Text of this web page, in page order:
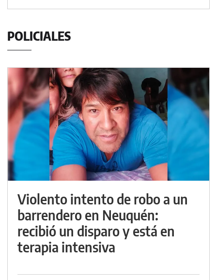
POLICIALES
Violento intento de robo a un
barrendero en Neuquén:
recibió un disparo y está en
terapia intensiva